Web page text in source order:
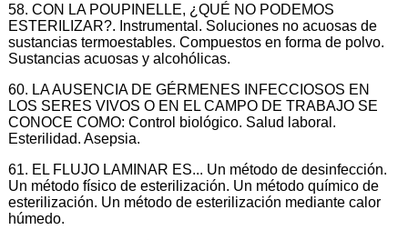
58. CON LA POUPINELLE, ¿QUÉ NO PODEMOS
ESTERILIZAR?. Instrumental. Soluciones no acuosas de
sustancias termoestables. Compuestos en forma de polvo.
Sustancias acuosas y alcohólicas.
60. LA AUSENCIA DE GÉRMENES INFECCIOSOS EN
LOS SERES VIVOS O EN EL CAMPO DE TRABAJO SE
CONOCE COMO: Control biológico. Salud laboral.
Esterilidad. Asepsia.
61. EL FLUJO LAMINAR ES... Un método de desinfección.
Un método físico de esterilización. Un método químico de
esterilización. Un método de esterilización mediante calor
húmedo.